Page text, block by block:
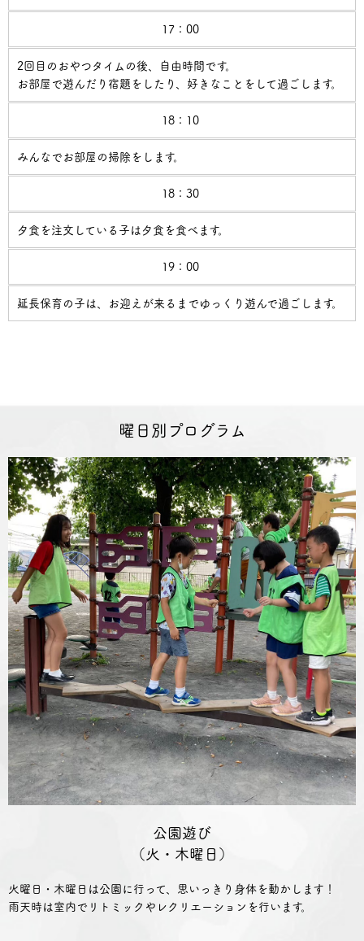
17：00
2回目のおやつタイムの後、自由時間です。
お部屋で遊んだり宿題をしたり、好きなことをして過ごします。
18：10
みんなでお部屋の掃除をします。
18：30
夕食を注文している子は夕食を食べます。
19：00
延長保育の子は、お迎えが来るまでゆっくり遊んで過ごします。
曜日別プログラム
公園遊び
（火・木曜日）
火曜日・木曜日は公園に行って、思いっきり身体を動かします！
雨天時は室内でリトミックやレクリエーションを行います。